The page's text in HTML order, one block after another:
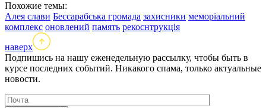
Похожие темы:
Алея слави Бессарабська громада захисники меморіальний
комплекс оновлений память рекоснтрукція
наверх
Подпишись на нашу еженедельную рассылку, чтобы быть в
курсе последних событий. Никакого спама, только актуальные
новости.